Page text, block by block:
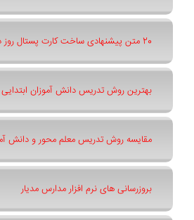
20 متن پیشنهادی ساخت کارت پستال روز دانش آموز
بهترین روش تدریس دانش آموزان ابتدایی
مقایسه روش تدریس معلم محور و دانش
بروزرسانی های نرم افزار مدارس مدیار